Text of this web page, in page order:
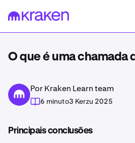
O que é uma chamada
Por Kraken Learn team
6 minuto3 Kerzu 2025
Principais conclusões